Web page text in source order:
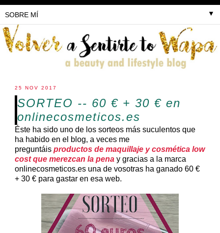
▼
25 NOV 2017
SORTEO -- 60 € + 30 € en
onlinecosmeticos.es
Éste ha sido uno de los sorteos más suculentos que
ha habido en el blog, a veces me
preguntáis productos de maquillaje y cosmética low
cost que merezcan la pena y gracias a la marca
onlinecosmeticos.es una de vosotras ha ganado 60 €
+ 30 € para gastar en esa web.